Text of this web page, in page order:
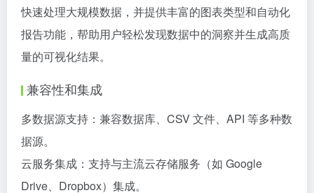
快速处理大规模数据，并提供丰富的图表类型和自动化
报告功能，帮助用户轻松发现数据中的洞察并生成高质
量的可视化结果。
兼容性和集成
多数据源支持：兼容数据库、CSV 文件、API 等多种数
据源。
云服务集成：支持与主流云存储服务（如 Google
Drive、Dropbox）集成。